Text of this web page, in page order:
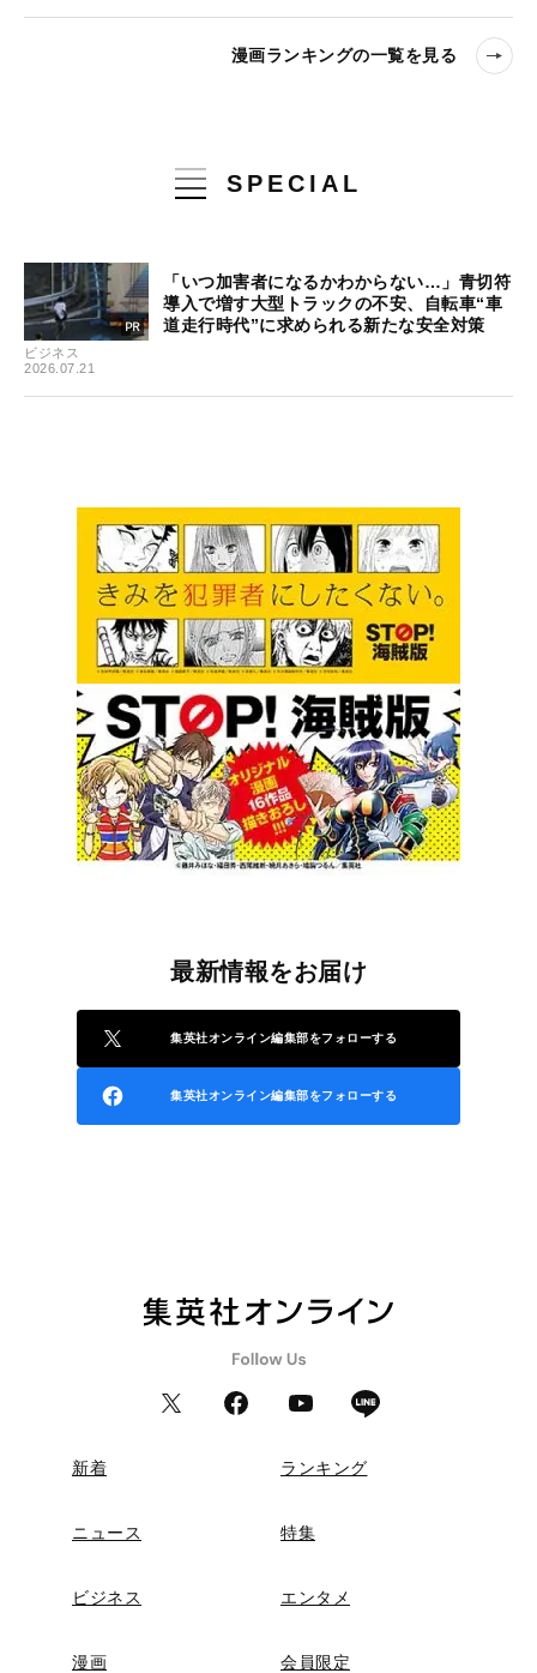
漫画ランキングの一覧を見る
SPECIAL
ビジネス
2026.07.21
「いつ加害者になるかわからない…」青切符
導入で増す大型トラックの不安、自転車“車
道走行時代”に求められる新たな安全対策
最新情報をお届け
集英社オンライン編集部をフォローする
集英社オンライン編集部をフォローする
新着 ランキング
ニュース 特集
ビジネス エンタメ
漫画 会員限定